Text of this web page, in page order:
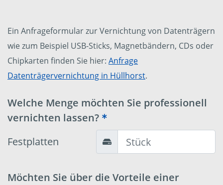
Ein Anfrageformular zur Vernichtung von Datenträgern
wie zum Beispiel USB-Sticks, Magnetbändern, CDs oder
Chipkarten finden Sie hier: Anfrage
Datenträgervernichtung in Hüllhorst.
Welche Menge möchten Sie professionell
vernichten lassen?
Festplatten
Möchten Sie über die Vorteile einer